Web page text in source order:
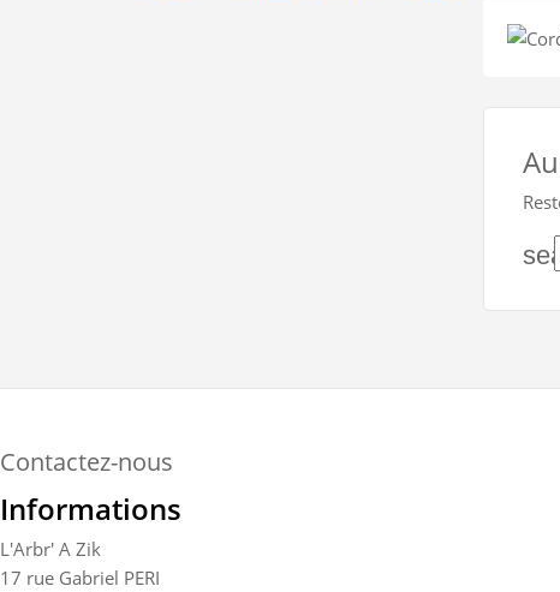
Contactez-nous
Informations
L'Arbr' A Zik
17 rue Gabriel PERI